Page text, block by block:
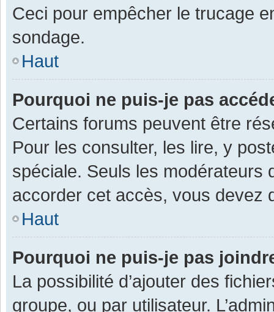
Ceci pour empêcher le trucage
sondage.
Haut
Pourquoi ne puis-je pas
Certains forums peuvent être
Pour les consulter, les lire, y
spéciale. Seuls les modérateurs
accorder cet accès, vous devez
Haut
Pourquoi ne puis-je pas
La possibilité d’ajouter des
groupe, ou par utilisateur.